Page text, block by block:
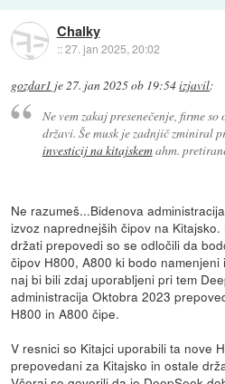
Chalky
::27. jan 2025, 20:02
gozdar1 je27. jan 2025 ob 19:54izjavil:
Ne vem zakaj presenečenje, firme
državi. Še musk je zadnjič zminiral
investicij na kitajskemahm.
Ne razumeš...Bidenova
izvoz naprednejših čipov na
držati prepovedi so se odločili da
čipov H800, A800 ki bodo
naj bi bili zdaj uporabljeni pri tem
administracija Oktobra 2023
H800 in A800 čipe.
V resnici so Kitajci uporabili ta nove
prepovedani za Kitajsko in ostale